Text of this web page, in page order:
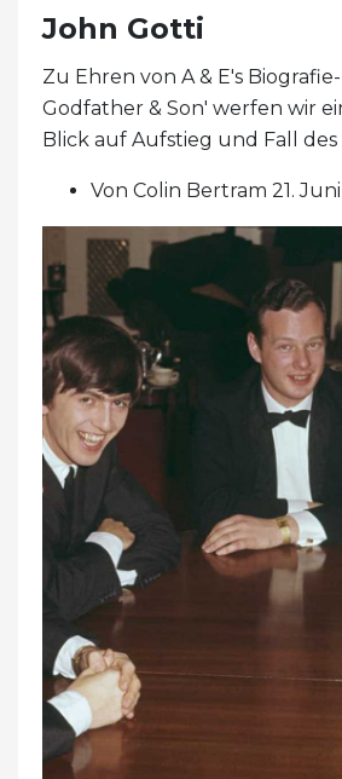
John Gotti
Zu Ehren von A & E's
Godfather & Son' werfen wir
Blick auf Aufstieg und Fall des
Von Colin Bertram 21.